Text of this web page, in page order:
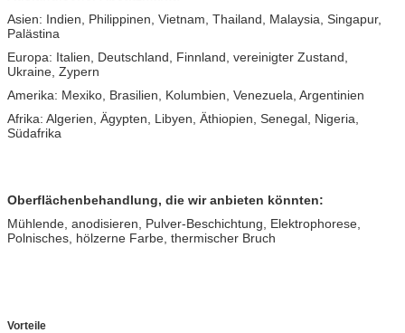
Asien: Indien, Philippinen, Vietnam, Thailand, Malaysia, Singapur,
Palästina
Europa: Italien, Deutschland, Finnland, vereinigter Zustand,
Ukraine, Zypern
Amerika: Mexiko, Brasilien, Kolumbien, Venezuela, Argentinien
Afrika: Algerien, Ägypten, Libyen, Äthiopien, Senegal, Nigeria,
Südafrika
Oberflächenbehandlung, die wir anbieten könnten:
Mühlende, anodisieren, Pulver-Beschichtung, Elektrophorese,
Polnisches, hölzerne Farbe, thermischer Bruch
Vorteile